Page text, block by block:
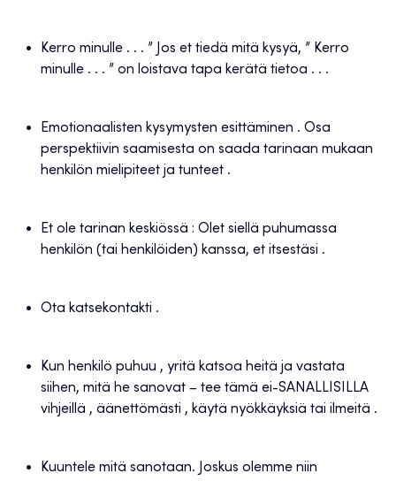
Kerro minulle . . . ” Jos et tiedä mitä kysyä, ” Kerro
minulle . . . ” on loistava tapa kerätä tietoa . . .
Emotionaalisten kysymysten esittäminen . Osa
perspektiivin saamisesta on saada tarinaan mukaan
henkilön mielipiteet ja tunteet .
Et ole tarinan keskiössä : Olet siellä puhumassa
henkilön (tai henkilöiden) kanssa, et itsestäsi .
Ota katsekontakti .
Kun henkilö puhuu , yritä katsoa heitä ja vastata
siihen, mitä he sanovat – tee tämä ei-SANALLISILLA
vihjeillä , äänettömästi , käytä nyökkäyksiä tai ilmeitä .
Kuuntele mitä sanotaan. Joskus olemme niin